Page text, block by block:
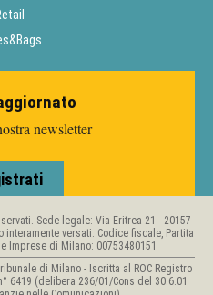
newsletter
Sede legale: Via Eritrea 21 - 20157
versati. Codice fiscale, Partita
Imprese di Milano: 00753480151
di Milano - Iscritta al ROC Registro
6419 (delibera 236/01/Cons del 30.6.01